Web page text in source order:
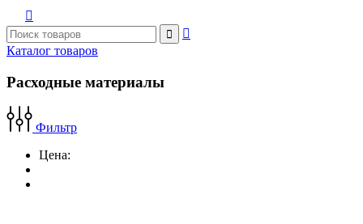



Каталог товаров
Расходные материалы
Фильтр
Цена: